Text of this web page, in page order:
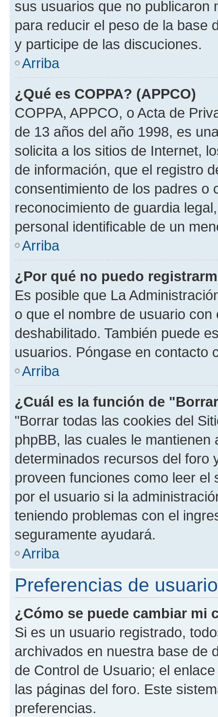
sus usuarios que no publicaron
para reducir el peso de la base
y participe de las discuciones.
Arriba
¿Qué es COPPA? (APPCO)
COPPA, APPCO, o Acta de
de 13 años del año 1998, es
solicita a los sitios de Internet,
de información, que el registro
consentimiento de los padres o
reconocimiento de guardia
personal identificable de un
Arriba
¿Por qué no puedo
Es posible que La
o que el nombre de usuario
deshabilitado. También puede
usuarios. Póngase en contacto
Arriba
¿Cuál es la función de
"Borrar todas las cookies del
phpBB, las cuales le
determinados recursos del foro
proveen funciones como leer el
por el usuario si la
teniendo problemas con el
seguramente ayudará.
Arriba
Preferencias de
¿Cómo se puede cambiar mi
Si es un usuario registrado,
archivados en nuestra base de
de Control de Usuario; el
las páginas del foro. Este
preferencias.